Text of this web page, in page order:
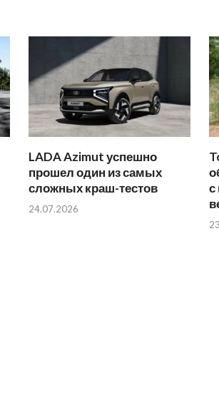
LADA Azimut успешно
прошел один из самых
сложных краш-тестов
24.07.2026
с